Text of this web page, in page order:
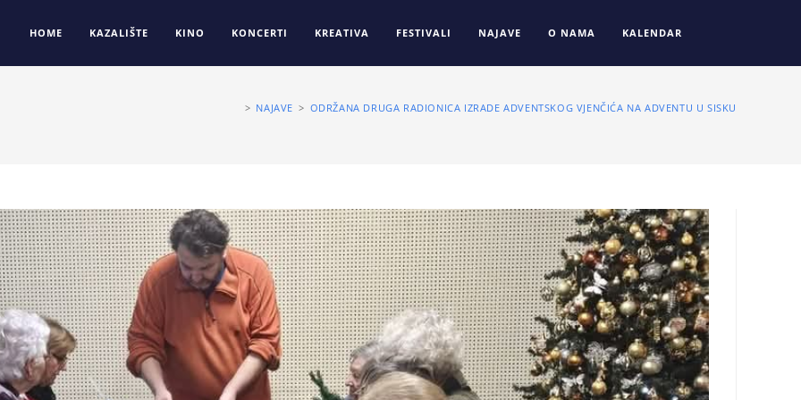
HOME KAZALIŠTE KINO KONCERTI KREATIVA FESTIVALI NAJAVE O NAMA KALENDAR
> NAJAVE > ODRŽANA DRUGA RADIONICA IZRADE ADVENTSKOG VJENČIĆA NA ADVENTU U SISKU